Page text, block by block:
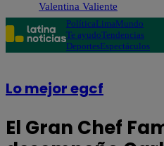
Valentina Valiente
PolíticaLimaMundo
Te ayudoTendencias
DeportesEspectáculos
Lo mejor egcf
El Gran Chef